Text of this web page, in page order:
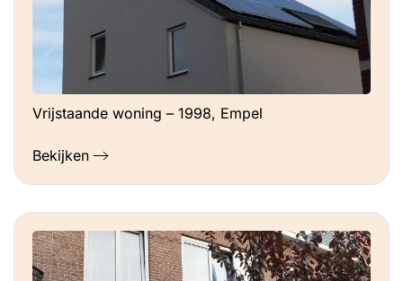
Vrijstaande woning – 1998, Empel
Bekijken